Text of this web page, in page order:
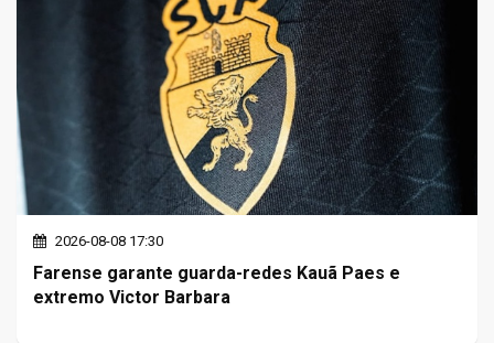
2026-08-08 17:30
Farense garante guarda-redes Kauã Paes e
extremo Victor Barbara